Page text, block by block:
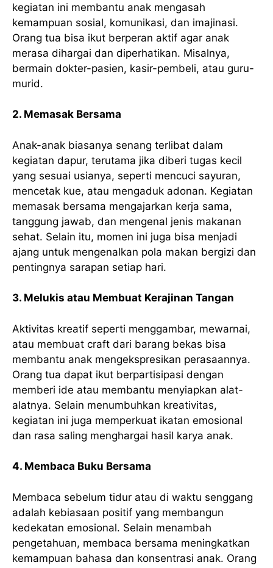
kegiatan ini membantu anak mengasah
kemampuan sosial, komunikasi, dan imajinasi.
Orang tua bisa ikut berperan aktif agar anak
merasa dihargai dan diperhatikan. Misalnya,
bermain dokter-pasien, kasir-pembeli, atau guru-
murid.
2. Memasak Bersama
Anak-anak biasanya senang terlibat dalam
kegiatan dapur, terutama jika diberi tugas kecil
yang sesuai usianya, seperti mencuci sayuran,
mencetak kue, atau mengaduk adonan. Kegiatan
memasak bersama mengajarkan kerja sama,
tanggung jawab, dan mengenal jenis makanan
sehat. Selain itu, momen ini juga bisa menjadi
ajang untuk mengenalkan pola makan bergizi dan
pentingnya sarapan setiap hari.
3. Melukis atau Membuat Kerajinan Tangan
Aktivitas kreatif seperti menggambar, mewarnai,
atau membuat craft dari barang bekas bisa
membantu anak mengekspresikan perasaannya.
Orang tua dapat ikut berpartisipasi dengan
memberi ide atau membantu menyiapkan alat-
alatnya. Selain menumbuhkan kreativitas,
kegiatan ini juga memperkuat ikatan emosional
dan rasa saling menghargai hasil karya anak.
4. Membaca Buku Bersama
Membaca sebelum tidur atau di waktu senggang
adalah kebiasaan positif yang membangun
kedekatan emosional. Selain menambah
pengetahuan, membaca bersama meningkatkan
kemampuan bahasa dan konsentrasi anak. Orang